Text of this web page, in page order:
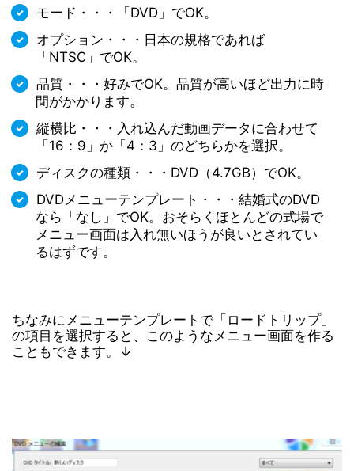
モード・・・「DVD」でOK。
オプション・・・日本の規格であれば
「NTSC」でOK。
品質・・・好みでOK。品質が高いほど出力に時
間がかかります。
縦横比・・・入れ込んだ動画データに合わせて
「16：9」か「4：3」のどちらかを選択。
ディスクの種類・・・DVD（4.7GB）でOK。
DVDメニューテンプレート・・・結婚式のDVD
なら「なし」でOK。おそらくほとんどの式場で
メニュー画面は入れ無いほうが良いとされてい
るはずです。
ちなみにメニューテンプレートで「ロードトリップ」
の項目を選択すると、このようなメニュー画面を作る
こともできます。↓